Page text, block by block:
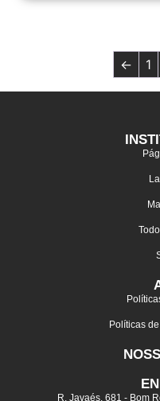
← 1
Políticas
R. Javaés, 681 - Bom